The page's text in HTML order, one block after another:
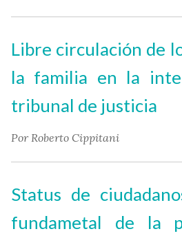
Libre circulación de
la familia en la
tribunal de justicia
Por Roberto Cippitani
Status de
fundametal de la